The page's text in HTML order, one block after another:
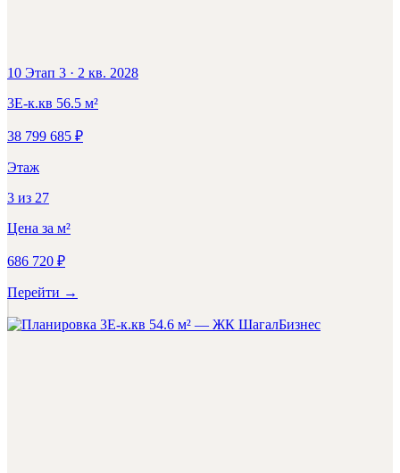
10 Этап 3 · 2 кв. 2028
3Е-к.кв 56.5 м²
38 799 685 ₽
Этаж
3 из 27
Цена за м²
686 720 ₽
Перейти →
Бизнес